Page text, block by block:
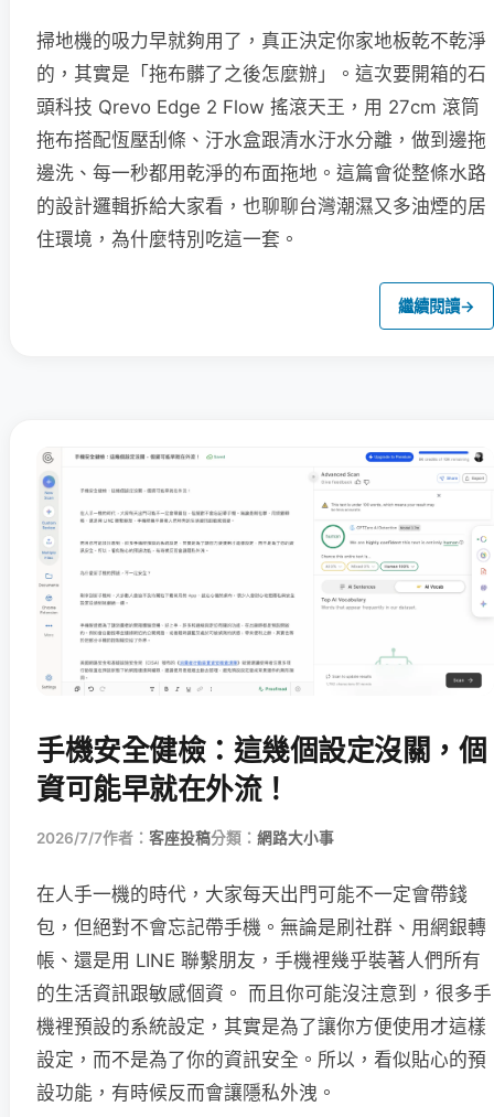
掃地機的吸力早就夠用了，真正決定你家地板乾不乾淨
的，其實是「拖布髒了之後怎麼辦」。這次要開箱的石
頭科技 Qrevo Edge 2 Flow 搖滾天王，用 27cm 滾筒
拖布搭配恆壓刮條、汙水盒跟清水汙水分離，做到邊拖
邊洗、每一秒都用乾淨的布面拖地。這篇會從整條水路
的設計邏輯拆給大家看，也聊聊台灣潮濕又多油煙的居
住環境，為什麼特別吃這一套。
繼續閱讀→
手機安全健檢：這幾個設定沒關，個
資可能早就在外流！
2026/7/7作者： 客座投稿分類： 網路大小事
在人手一機的時代，大家每天出門可能不一定會帶錢
包，但絕對不會忘記帶手機。無論是刷社群、用網銀轉
帳、還是用 LINE 聯繫朋友，手機裡幾乎裝著人們所有
的生活資訊跟敏感個資。 而且你可能沒注意到，很多手
機裡預設的系統設定，其實是為了讓你方便使用才這樣
設定，而不是為了你的資訊安全。所以，看似貼心的預
設功能，有時候反而會讓隱私外洩。